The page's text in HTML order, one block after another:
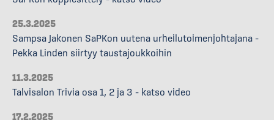
25.3.2025
Sampsa Jakonen SaPKon uutena urheilutoimenjohtajana –
Pekka Linden siirtyy taustajoukkoihin
11.3.2025
Talvisalon Trivia osa 1, 2 ja 3 – katso video
17.2.2025